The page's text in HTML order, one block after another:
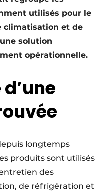
utilisés pour le
climatisation et de
solution
opérationnelle.
longtemps
produits sont utilisés
des
de réfrigération et